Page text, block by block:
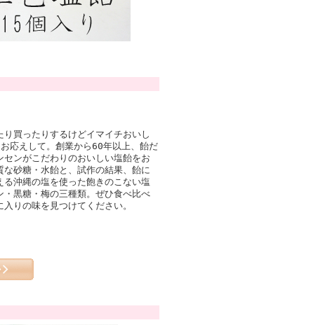
り買ったりするけどイマイチおいし
応えして。創業から60年以上、飴だ
センがこだわりのおいしい塩飴をお
な砂糖・水飴と、試作の結果、飴に
る沖縄の塩を使った飽きのこない塩
・黒糖・梅の三種類。ぜひ食べ比べ
りの味を見つけてください。